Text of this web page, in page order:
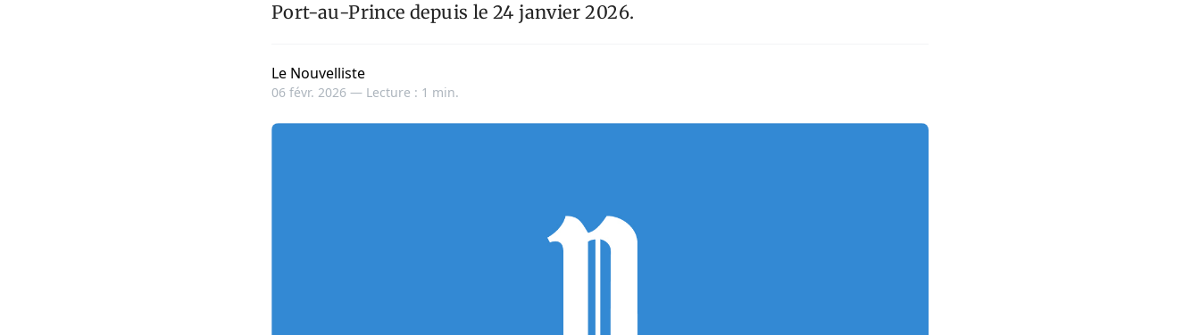
Port-au-Prince depuis le 24 janvier 2026.
Le Nouvelliste
06 févr. 2026 — Lecture : 1 min.